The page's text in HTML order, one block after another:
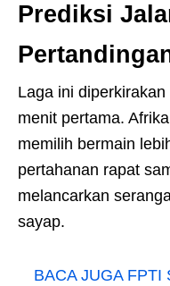
Prediksi
Laga ini
menit pertama.
memilih bermain
pertahanan rapat
melancarkan
sayap.
BACA JUGA FPTI